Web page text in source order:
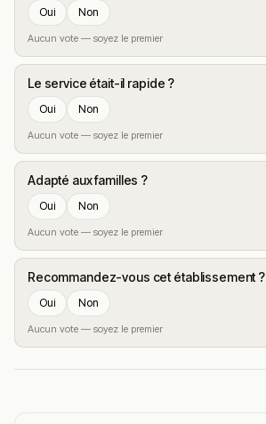
Oui Non
Aucun vote — soyez le premier
Le service était-il rapide ?
Oui Non
Aucun vote — soyez le premier
Adapté aux familles ?
Oui Non
Aucun vote — soyez le premier
Recommandez-vous cet établissement ?
Oui Non
Aucun vote — soyez le premier